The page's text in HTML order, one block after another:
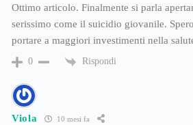
Ottimo articolo. Finalmente si parla
serissimo come il suicidio giovanile.
portare a maggiori investimenti nella
0 Rispondi
Viola 10 mesi fa